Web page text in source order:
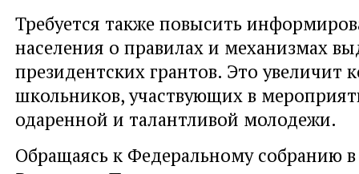
Требуется также повысить
населения о правилах и механизмах
президентских грантов. Это увеличит
школьников, участвующих в
одаренной и талантливой молодежи.
Обращаясь к Федеральному собранию в